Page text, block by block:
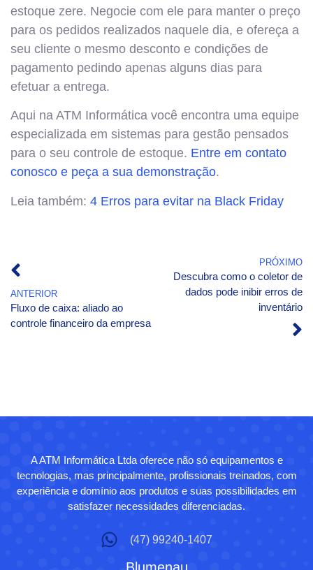
estoque zere. Negocie com ele para manter o preço
para os pedidos realizados naquele dia, e ofereça a
seu cliente o mesmo desconto e condições de
pagamento pedindo apenas alguns dias para
efetuar a entrega.
Aqui na ATM Informática você encontra uma equipe
especializada em sistemas para gestão pensados
para o seu controle de estoque. Entre em contato
conosco e peça a sua demonstração.
Leia também: 4 Erros para evitar na Black Friday
ANTERIOR
Fluxo de caixa: aliado ao
controle financeiro da empresa
PRÓXIMO
Descubra como o coletor de
dados pode inibir erros de
inventário
A ATM Informática Ltda oferece não só equipamentos e
tecnologias, mas principalmente, profissionais treinados, com
experiência e domínio aos produtos e suas possibilidades em
satisfazer necessidades diferenciadas.
(47) 99240-1407